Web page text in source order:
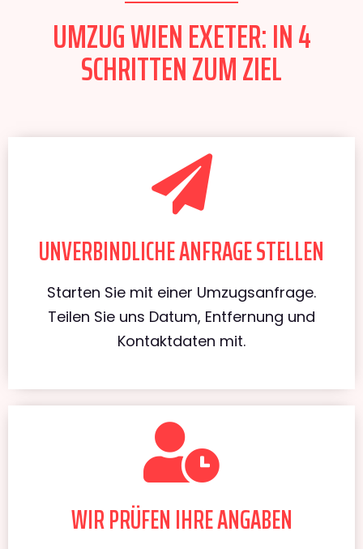
UMZUG WIEN EXETER: IN 4
SCHRITTEN ZUM ZIEL
UNVERBINDLICHE ANFRAGE STELLEN
Starten Sie mit einer Umzugsanfrage.
Teilen Sie uns Datum, Entfernung und
Kontaktdaten mit.
WIR PRÜFEN IHRE ANGABEN